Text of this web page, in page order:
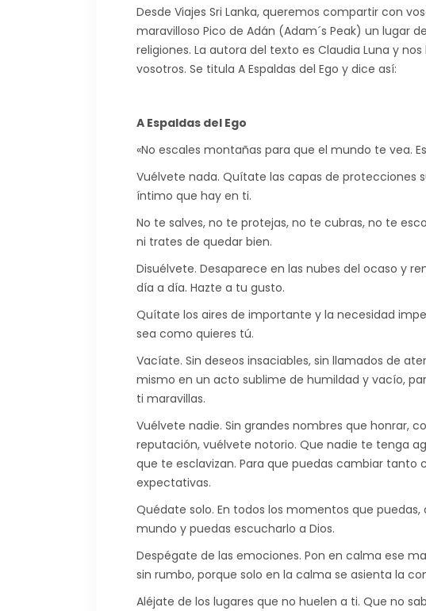
Desde Viajes Sri Lanka, queremos compartir con
maravilloso Pico de Adán (Adam´s Peak) un lugar
religiones. La autora del texto es Claudia Luna y
vosotros. Se titula A Espaldas del Ego y dice así:
A Espaldas del Ego
«No escales montañas para que el mundo te vea.
Vuélvete nada. Quítate las capas de protecciones
íntimo que hay en ti.
No te salves, no te protejas, no te cubras, no te
ni trates de quedar bien.
Disuélvete. Desaparece en las nubes del ocaso y
día a día. Hazte a tu gusto.
Quítate los aires de importante y la necesidad
sea como quieres tú.
Vacíate. Sin deseos insaciables, sin llamados de
mismo en un acto sublime de humildad y vacío,
ti maravillas.
Vuélvete nadie. Sin grandes nombres que honrar,
reputación, vuélvete notorio. Que nadie te tenga
que te esclavizan. Para que puedas cambiar
expectativas.
Quédate solo. En todos los momentos que
mundo y puedas escucharlo a Dios.
Despégate de las emociones. Pon en calma ese
sin rumbo, porque solo en la calma se asienta la
Aléjate de los lugares que no huelen a ti. Que no